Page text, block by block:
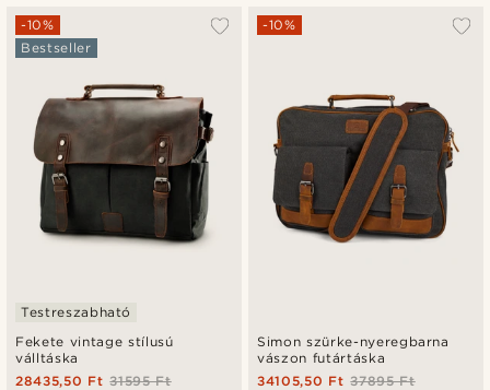
Fekete vintage stílusú
válltáska
-10%
Bestseller
Testreszabható
31595 Ft
28435,50 Ft
Simon szürke-nyeregbarna
vászon futártáska
-10%
37895 Ft
34105,50 Ft